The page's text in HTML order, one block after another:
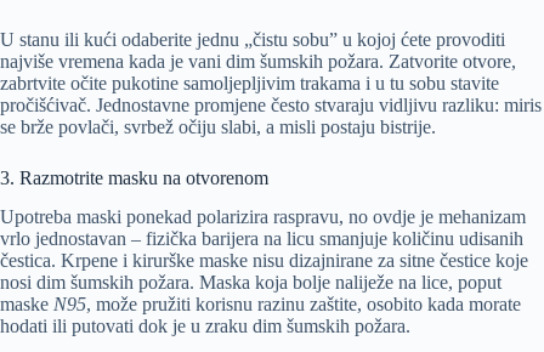
U stanu ili kući odaberite jednu „čistu sobu” u kojoj ćete provoditi
najviše vremena kada je vani dim šumskih požara. Zatvorite otvore,
zabrtvite očite pukotine samoljepljivim trakama i u tu sobu stavite
pročišćivač. Jednostavne promjene često stvaraju vidljivu razliku: miris
se brže povlači, svrbež očiju slabi, a misli postaju bistrije.
3. Razmotrite masku na otvorenom
Upotreba maski ponekad polarizira raspravu, no ovdje je mehanizam
vrlo jednostavan – fizička barijera na licu smanjuje količinu udisanih
čestica. Krpene i kirurške maske nisu dizajnirane za sitne čestice koje
nosi dim šumskih požara. Maska koja bolje naliježe na lice, poput
maske N95, može pružiti korisnu razinu zaštite, osobito kada morate
hodati ili putovati dok je u zraku dim šumskih požara.